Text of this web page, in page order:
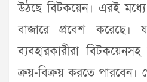
উঠছে বিটকয়েন। এরই মধ্যে
বাজারে প্রবেশ করেছে।
ব্যবহারকারীরা বিটকয়েনসহ
ক্রয়-বিক্রয় করতে পারবেন।